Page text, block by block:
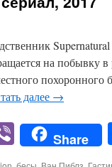
на побывку в
похоронного
далее →
ViberShare